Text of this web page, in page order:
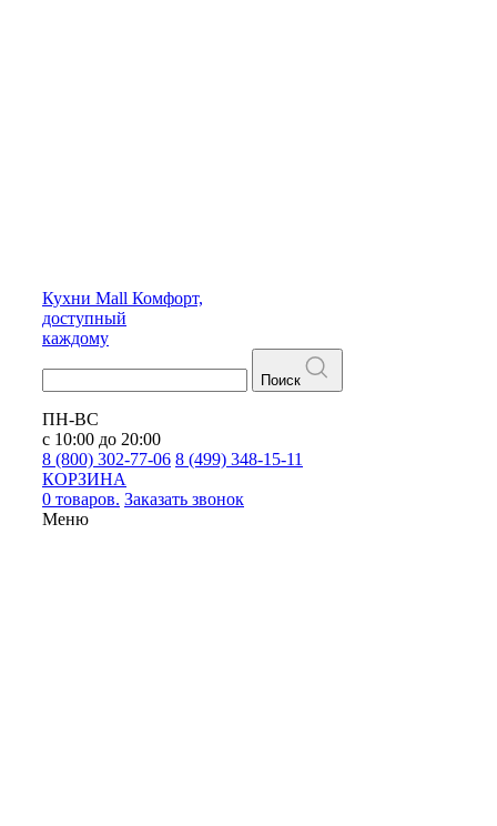
Кухни Mall Комфорт,
доступный
каждому
Поиск
ПН-ВС
с 10:00 до 20:00
8 (800) 302-77-06 8 (499) 348-15-11
КОРЗИНА
0 товаров. Заказать звонок
Меню